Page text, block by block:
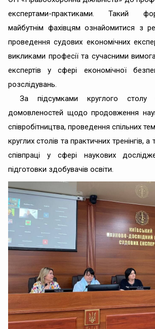
експертами-практиками. Такий
майбутнім фахівцям ознайомитися з
проведення судових економічних
викликами професії та сучасними
експертів у сфері економічної
розслідувань.
За підсумками круглого столу
домовленостей щодо продовження
співробітництва, проведення спільних
круглих столів та практичних тренінгів,
співпраці у сфері наукових
підготовки здобувачів освіти.